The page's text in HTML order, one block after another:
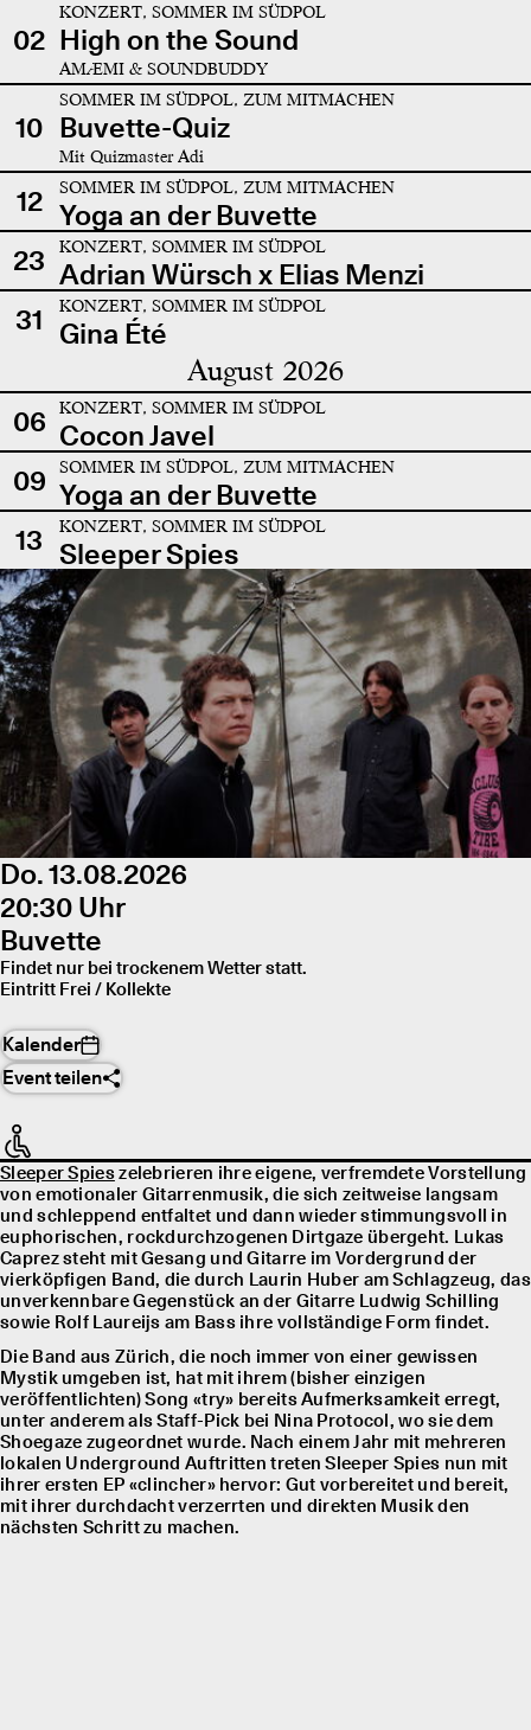
02
KONZERT, SOMMER IM SÜDPOL
High on the Sound
AMÆMI & SOUNDBUDDY
10
SOMMER IM SÜDPOL, ZUM MITMACHEN
Buvette-Quiz
Mit Quizmaster Adi
12 SOMMER IM SÜDPOL, ZUM MITMACHEN
Yoga an der Buvette
23
KONZERT, SOMMER IM SÜDPOL
Adrian Würsch x Elias Menzi
31
KONZERT, SOMMER IM SÜDPOL
Gina Été
August 2026
06 KONZERT, SOMMER IM SÜDPOL
Cocon Javel
09
SOMMER IM SÜDPOL, ZUM MITMACHEN
Yoga an der Buvette
13
KONZERT, SOMMER IM SÜDPOL
Sleeper Spies
Do. 13.08.2026
20:30 Uhr
Buvette
Findet nur bei trockenem Wetter statt.
Eintritt Frei / Kollekte
Kalender
Event teilen
Sleeper Spieszelebrieren ihre eigene, verfremdete Vorstellung
von emotionaler Gitarrenmusik, die sich zeitweise langsam
und schleppend entfaltet und dann wieder stimmungsvoll in
euphorischen, rockdurchzogenen Dirtgaze übergeht. Lukas
Caprez steht mit Gesang und Gitarre im Vordergrund der
vierköpfigen Band, die durch Laurin Huber am Schlagzeug, das
unverkennbare Gegenstück an der Gitarre Ludwig Schilling
sowie Rolf Laureĳs am Bass ihre vollständige Form findet.
Die Band aus Zürich, die noch immer von einer gewissen
Mystik umgeben ist, hat mit ihrem (bisher einzigen
veröffentlichten) Song «try» bereits Aufmerksamkeit erregt,
unter anderem als Staff-Pick bei Nina Protocol, wo sie dem
Shoegaze zugeordnet wurde. Nach einem Jahr mit mehreren
lokalen Underground Auftritten treten Sleeper Spies nun mit
ihrer ersten EP «clincher» hervor: Gut vorbereitet und bereit,
mit ihrer durchdacht verzerrten und direkten Musik den
nächsten Schritt zu machen.